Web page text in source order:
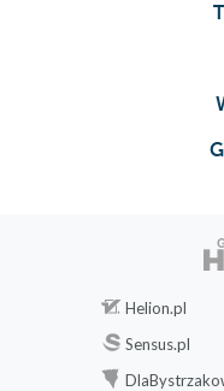
Helion.pl
Sensus.pl